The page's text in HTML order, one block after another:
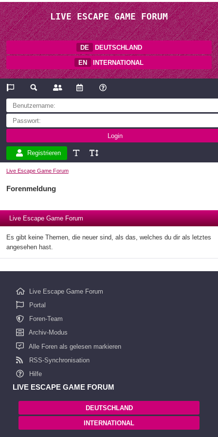
LIVE ESCAPE GAME FORUM
DE DEUTSCHLAND
EN INTERNATIONAL
Registrieren
Live Escape Game Forum
Forenmeldung
Live Escape Game Forum
Es gibt keine Themen, die neuer sind, als das, welches du dir als letztes
angesehen hast.
Live Escape Game Forum
Portal
Foren-Team
Archiv-Modus
Alle Foren als gelesen markieren
RSS-Synchronisation
Hilfe
LIVE ESCAPE GAME FORUM
DEUTSCHLAND
INTERNATIONAL